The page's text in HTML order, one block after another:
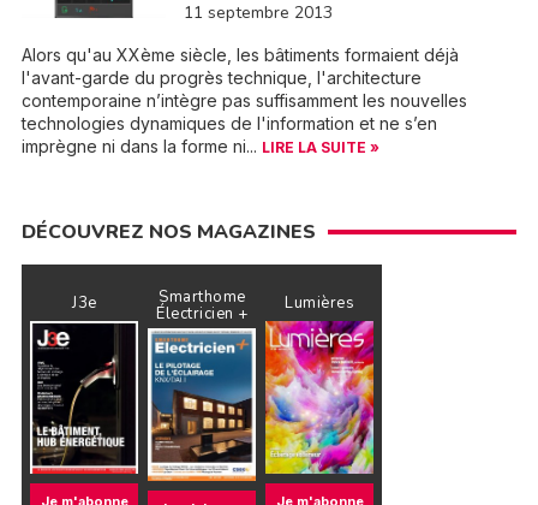
11 septembre 2013
Alors qu'au XXème siècle, les bâtiments formaient déjà
l'avant-garde du progrès technique, l'architecture
contemporaine n’intègre pas suffisamment les nouvelles
technologies dynamiques de l'information et ne s’en
imprègne ni dans la forme ni... LIRE LA SUITE »
DÉCOUVREZ NOS MAGAZINES
J3e Smarthome
Électricien + Lumières